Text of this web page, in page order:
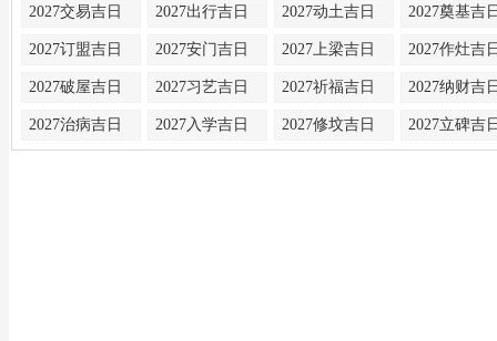
2027交易吉日 2027出行吉日 2027动土吉日 2027奠基吉
2027订盟吉日 2027安门吉日 2027上梁吉日 2027作灶吉
2027破屋吉日 2027习艺吉日 2027祈福吉日 2027纳财吉
2027治病吉日 2027入学吉日 2027修坟吉日 2027立碑吉